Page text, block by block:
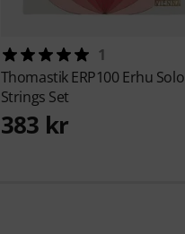
1
ThomastikERP100 Erhu Solo
Strings Set
383 kr